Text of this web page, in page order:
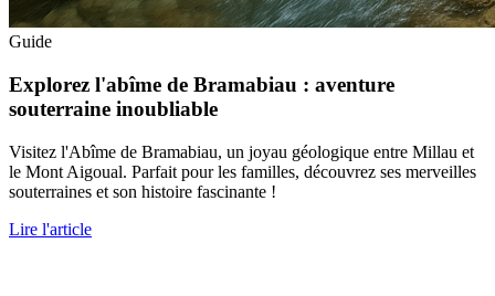
Guide
Explorez l'abîme de Bramabiau : aventure
souterraine inoubliable
Visitez l'Abîme de Bramabiau, un joyau géologique entre Millau et
le Mont Aigoual. Parfait pour les familles, découvrez ses merveilles
souterraines et son histoire fascinante !
Lire l'article